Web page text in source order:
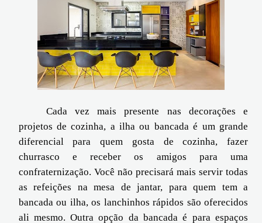
Cada vez mais presente nas decorações e
projetos de cozinha, a ilha ou bancada é um grande
diferencial para quem gosta de cozinha, fazer
churrasco e receber os amigos para uma
confraternização. Você não precisará mais servir todas
as refeições na mesa de jantar, para quem tem a
bancada ou ilha, os lanchinhos rápidos são oferecidos
ali mesmo. Outra opção da bancada é para espaços